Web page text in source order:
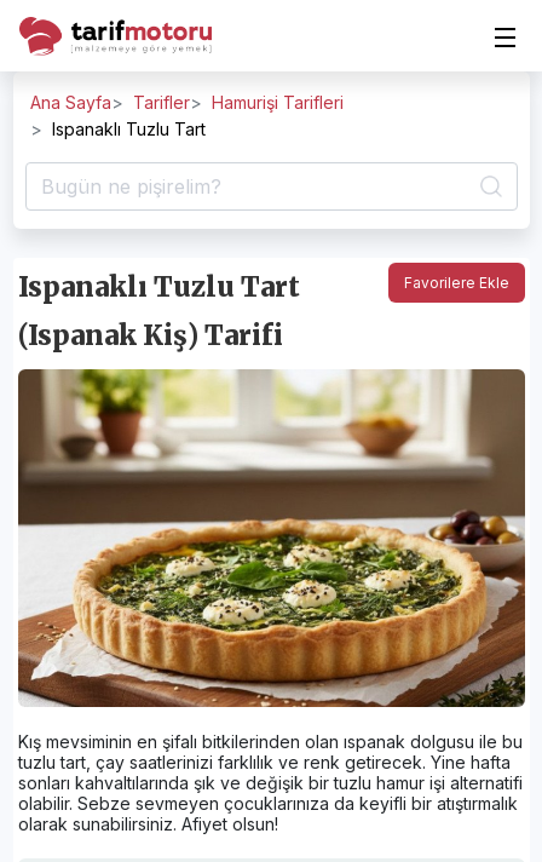
Ana Sayfa Tarifler
Hamurişi Tarifleri
Ispanaklı Tuzlu Tart
Favorilere Ekle
Ispanaklı Tuzlu Tart
(Ispanak Kiş) Tarifi
Kış mevsiminin en şifalı bitkilerinden olan ıspanak dolgusu ile bu
tuzlu tart, çay saatlerinizi farklılık ve renk getirecek. Yine hafta
sonları kahvaltılarında şık ve değişik bir tuzlu hamur işi alternatifi
olabilir. Sebze sevmeyen çocuklarınıza da keyifli bir atıştırmalık
olarak sunabilirsiniz. Afiyet olsun!